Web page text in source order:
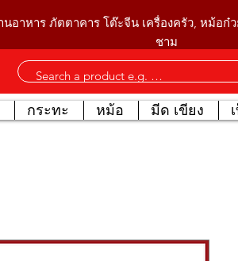
อาหาร ภัตตาคาร โต๊ะจีน เครื่องครัว, หม้อก๋
ชาม
กระทะ หม้อ มีด เขียง